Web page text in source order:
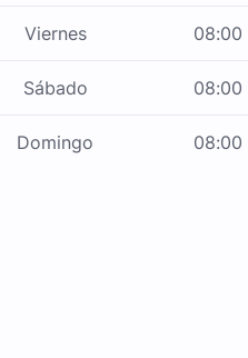
Viernes 08:00
Sábado 08:00
Domingo 08:00